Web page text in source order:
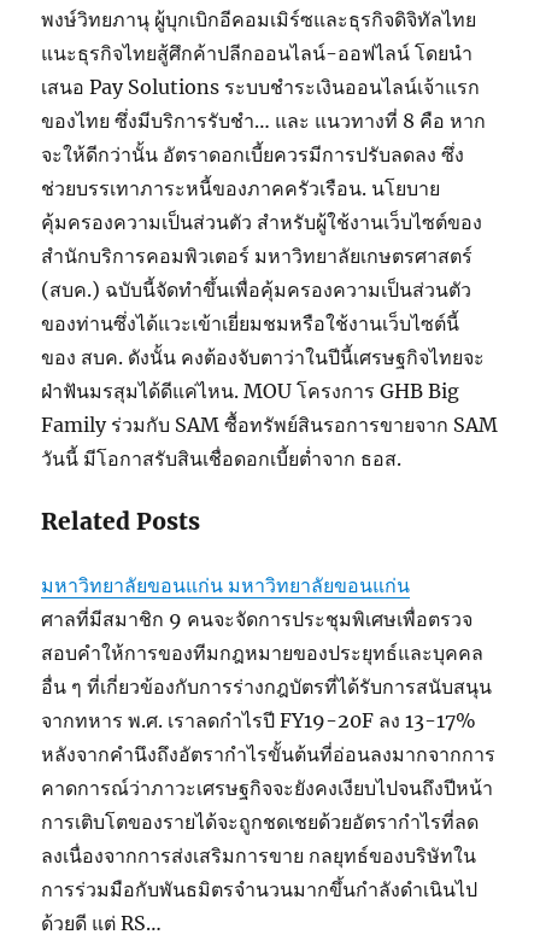
พงษ์วิทยภานุ ผู้บุกเบิกอีคอมเมิร์ซและธุรกิจดิจิทัลไทย
แนะธุรกิจไทยสู้ศึกค้าปลีกออนไลน์-ออฟไลน์ โดยนำ
เสนอ Pay Solutions ระบบชำระเงินออนไลน์เจ้าแรก
ของไทย ซึ่งมีบริการรับชำ… และ แนวทางที่ 8 คือ หาก
จะให้ดีกว่านั้น อัตราดอกเบี้ยควรมีการปรับลดลง ซึ่ง
ช่วยบรรเทาภาระหนี้ของภาคครัวเรือน. นโยบาย
คุ้มครองความเป็นส่วนตัว สำหรับผู้ใช้งานเว็บไซต์ของ
สำนักบริการคอมพิวเตอร์ มหาวิทยาลัยเกษตรศาสตร์
(สบค.) ฉบับนี้จัดทำขึ้นเพื่อคุ้มครองความเป็นส่วนตัว
ของท่านซึ่งได้แวะเข้าเยี่ยมชมหรือใช้งานเว็บไซต์นี้
ของ สบค. ดังนั้น คงต้องจับตาว่าในปีนี้เศรษฐกิจไทยจะ
ฝ่าฟันมรสุมได้ดีแค่ไหน. MOU โครงการ GHB Big
Family ร่วมกับ SAM ซื้อทรัพย์สินรอการขายจาก SAM
วันนี้ มีโอกาสรับสินเชื่อดอกเบี้ยต่ำจาก ธอส.
Related Posts
มหาวิทยาลัยขอนแก่น มหาวิทยาลัยขอนแก่น
ศาลที่มีสมาชิก 9 คนจะจัดการประชุมพิเศษเพื่อตรวจ
สอบคำให้การของทีมกฎหมายของประยุทธ์และบุคคล
อื่น ๆ ที่เกี่ยวข้องกับการร่างกฎบัตรที่ได้รับการสนับสนุน
จากทหาร พ.ศ. เราลดกำไรปี FY19-20F ลง 13-17%
หลังจากคำนึงถึงอัตรากำไรขั้นต้นที่อ่อนลงมากจากการ
คาดการณ์ว่าภาวะเศรษฐกิจจะยังคงเงียบไปจนถึงปีหน้า
การเติบโตของรายได้จะถูกชดเชยด้วยอัตรากำไรที่ลด
ลงเนื่องจากการส่งเสริมการขาย กลยุทธ์ของบริษัทใน
การร่วมมือกับพันธมิตรจำนวนมากขึ้นกำลังดำเนินไป
ด้วยดี แต่ RS…